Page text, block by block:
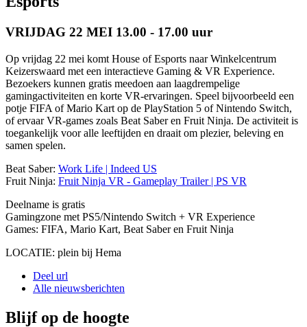
VRIJDAG 22 MEI 13.00 - 17.00 uur
Op vrijdag 22 mei komt House of Esports naar Winkelcentrum
Keizerswaard met een interactieve Gaming & VR Experience.
Bezoekers kunnen gratis meedoen aan laagdrempelige
gamingactiviteiten en korte VR-ervaringen. Speel bijvoorbeeld een
potje FIFA of Mario Kart op de PlayStation 5 of Nintendo Switch,
of ervaar VR-games zoals Beat Saber en Fruit Ninja. De activiteit is
toegankelijk voor alle leeftijden en draait om plezier, beleving en
samen spelen.
Beat Saber: Work Life | Indeed US
Fruit Ninja: Fruit Ninja VR - Gameplay Trailer | PS VR
Deelname is gratis
Gamingzone met PS5/Nintendo Switch + VR Experience
Games: FIFA, Mario Kart, Beat Saber en Fruit Ninja
LOCATIE: plein bij Hema
Deel url
Alle nieuwsberichten
Blijf op de hoogte